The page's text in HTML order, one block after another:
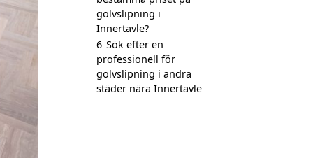
golvslipning i
Innertavle?
6 Sök efter en
professionell för
golvslipning i andra
städer nära Innertavle